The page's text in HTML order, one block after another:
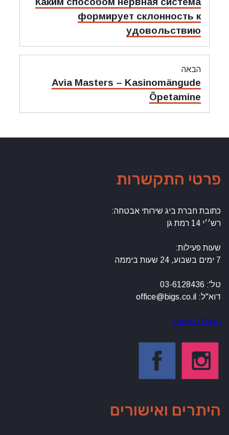
קודם:
формирует склонность к
удовольствию
הבאה
מאמר
הבאה:
Avia Masters – Kasinomängude
Õpetamine
פרטי התקשרות
כתובת חברת ביג שירותי אבטחה:
רש׳׳י 14 רמת גן
שעות פעילות:
7 ימים בשבוע, 24 שעות ביממה
טל': 03-6128436
דוא"ל: office@bigs.co.il
הצהרת נגישות
היתרים ואישורים